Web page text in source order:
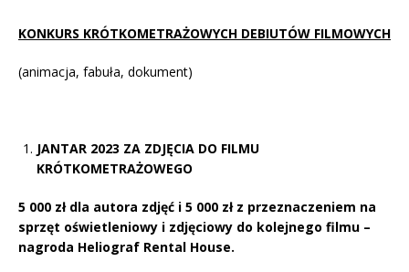
KONKURS KRÓTKOMETRAŻOWYCH DEBIUTÓW FILMOWYCH
(animacja, fabuła, dokument)
JANTAR 2023 ZA ZDJĘCIA DO FILMU
KRÓTKOMETRAŻOWEGO
5 000 zł dla autora zdjęć i 5 000 zł z przeznaczeniem na
sprzęt oświetleniowy i zdjęciowy do kolejnego filmu –
nagroda Heliograf Rental House.